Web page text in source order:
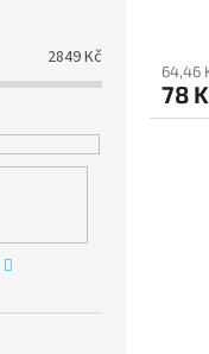
2849Kč
64,46
78